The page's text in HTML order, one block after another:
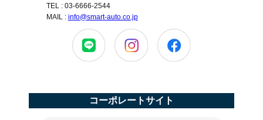
TEL : 03-6666-2544
MAIL : info@smart-auto.co.jp
コーポレートサイト